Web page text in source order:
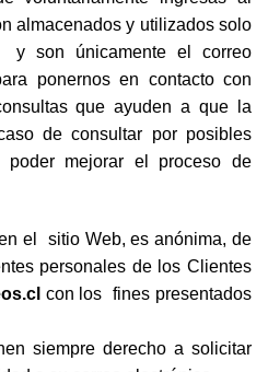
almacenados y utilizados solo
y son únicamente el correo
ponernos en contacto con
que ayuden a que la
de consultar por posibles
mejorar el proceso de
el sitio Web, es anónima, de
personales de los Clientes
con los fines presentados
siempre derecho a solicitar